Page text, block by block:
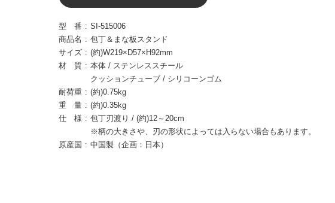
型 番
SI-515006
商品名
包丁＆まな板スタンド
サイズ
(約)W219×D57×H92mm
材 質
本体 / ステンレススチール
クッションチューブ / シリコーンゴム
耐荷重
(約)0.75kg
重 量
(約)0.35kg
仕 様
包丁刃渡り / (約)12～20cm
※柄の大きさや、刃の形状によっては入らない場合もあります。
原産国
中国製（企画：日本）